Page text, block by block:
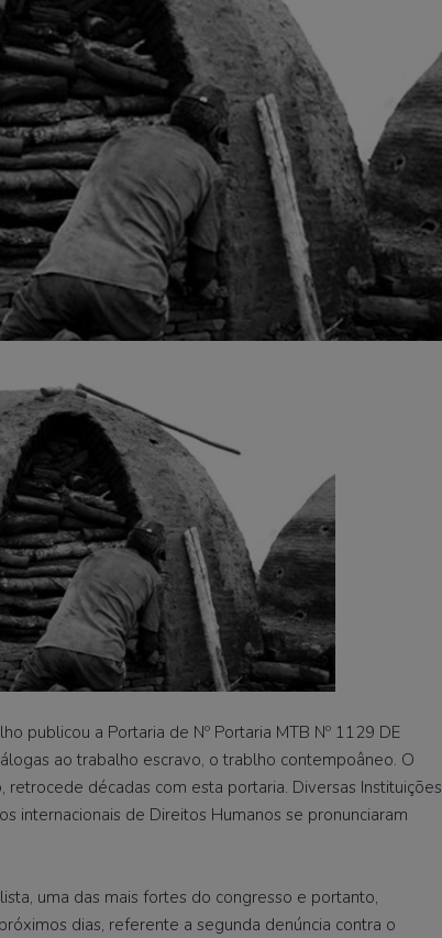
publicou a Portaria de Nº Portaria MTB Nº 1129 DE
ao trabalho escravo, o trablho contempoâneo. O
décadas com esta portaria. Diversas Instituições
internacionais de Direitos Humanos se pronunciaram
uma das mais fortes do congresso e portanto,
dias, referente a segunda denúncia contra o